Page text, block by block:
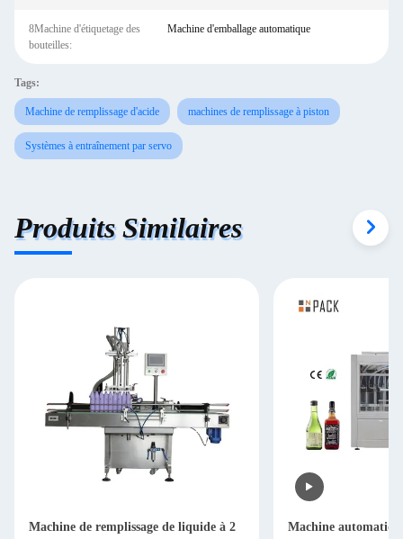
8Machine d'étiquetage des
bouteilles:
Machine d'emballage automatique
Tags:
Machine de remplissage d'acide machines de remplissage à piston
Systèmes à entraînement par servo
Produits Similaires
Machine de remplissage de liquide à 2
Machine